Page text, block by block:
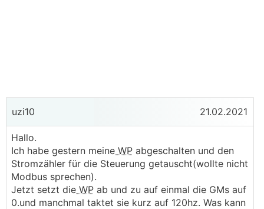
uzi10 21.02.2021
Hallo.
Ich habe gestern meine WP abgeschalten und den
Stromzähler für die Steuerung getauscht(wollte nicht
Modbus sprechen).
Jetzt setzt die WP ab und zu auf einmal die GMs auf
0.und manchmal taktet sie kurz auf 120hz. Was kann